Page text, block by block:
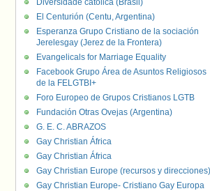
Diversidade católica (Brasil)
El Centurión (Centu, Argentina)
Esperanza Grupo Cristiano de la sociación
Jerelesgay (Jerez de la Frontera)
Evangelicals for Marriage Equality
Facebook Grupo Área de Asuntos Religiosos
de la FELGTBI+
Foro Europeo de Grupos Cristianos LGTB
Fundación Otras Ovejas (Argentina)
G. E. C. ABRAZOS
Gay Christian África
Gay Christian África
Gay Christian Europe (recursos y direcciones)
Gay Christian Europe- Cristiano Gay Europa